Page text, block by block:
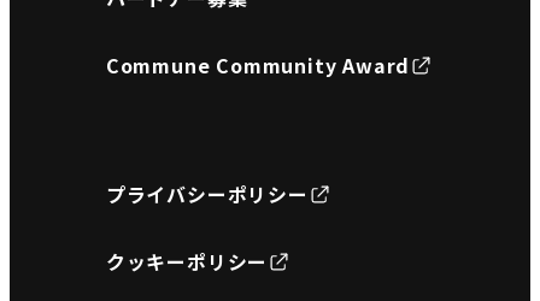
Commune Community Award
プライバシーポリシー
クッキーポリシー